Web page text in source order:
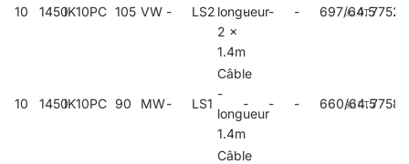
10 1450IK10PC 105 VW - LS2 longueur
2 x
1.4m
- - - 697/64.5
10 1450IK10PC 90 MW- LS1
Câble
-
longueur
1.4m
- - - 660/64.5
Câble